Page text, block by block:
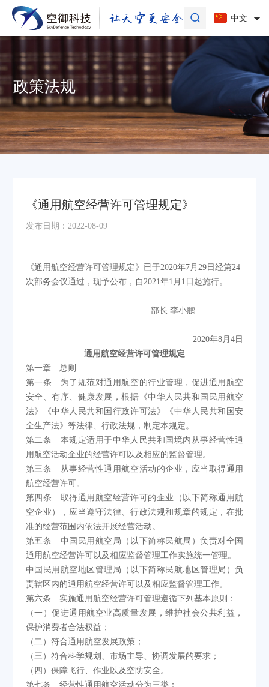
中文
《通用航空经营许可管理规定》
发布日期：2022-08-09
《通用航空经营许可管理规定》已于2020年7月29日经第24
次部务会议通过，现予公布，自2021年1月1日起施行。
部长 李小鹏
2020年8月4日
通用航空经营许可管理规定
第一章 总则
第一条 为了规范对通用航空的行业管理，促进通用航空
安全、有序、健康发展，根据《中华人民共和国民用航空
法》《中华人民共和国行政许可法》《中华人民共和国安
全生产法》等法律、行政法规，制定本规定。
第二条 本规定适用于中华人民共和国境内从事经营性通
用航空活动企业的经营许可以及相应的监督管理。
第三条 从事经营性通用航空活动的企业，应当取得通用
航空经营许可。
第四条 取得通用航空经营许可的企业（以下简称通用航
空企业），应当遵守法律、行政法规和规章的规定，在批
准的经营范围内依法开展经营活动。
第五条 中国民用航空局（以下简称民航局）负责对全国
通用航空经营许可以及相应监督管理工作实施统一管理。
中国民用航空地区管理局（以下简称民航地区管理局）负
责辖区内的通用航空经营许可以及相应监督管理工作。
第六条 实施通用航空经营许可管理遵循下列基本原则：
（一）促进通用航空业高质量发展，维护社会公共利益，
保护消费者合法权益；
（二）符合通用航空发展政策；
（三）符合科学规划、市场主导、协调发展的要求；
（四）保障飞行、作业以及空防安全。
第七条 经营性通用航空活动分为三类：